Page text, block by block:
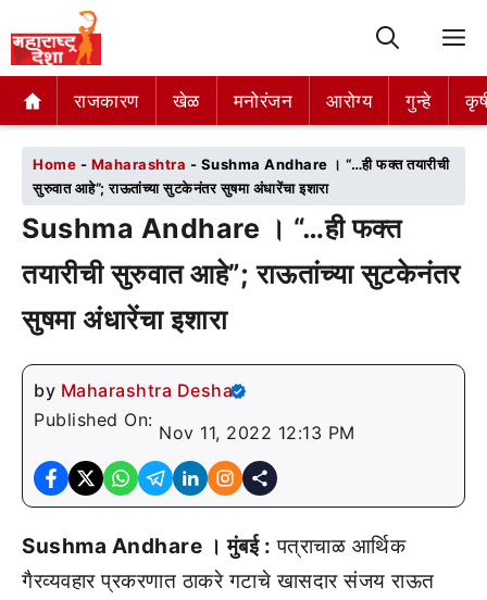
राजकारण खेळ मनोरंजन आरोग्य गुन्हे
राजकारण खेळ मनोरंजन आरोग्य गुन्हे
Home - Maharashtra - Sushma Andhare । “…ही फक्त तयारीची
सुरुवात आहे”; राऊतांच्या सुटकेनंतर सुषमा अंधारेंचा इशारा
Sushma Andhare । “…ही फक्त
तयारीची सुरुवात आहे”; राऊतांच्या सुटकेनंतर
सुषमा अंधारेंचा इशारा
by Maharashtra Desha
Published On:
Nov 11, 2022 12:13 PM
Sushma Andhare । मुंबई : पत्राचाळ आर्थिक
गैरव्यवहार प्रकरणात ठाकरे गटाचे खासदार संजय राऊत